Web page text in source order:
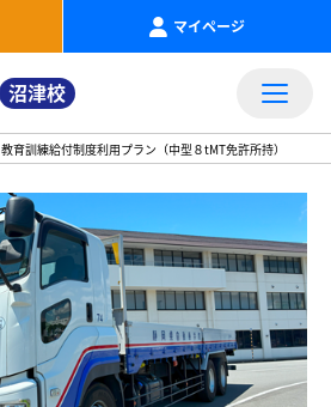
マイページ
沼津校
教育訓練給付制度利用プラン（中型８tMT免許所持）